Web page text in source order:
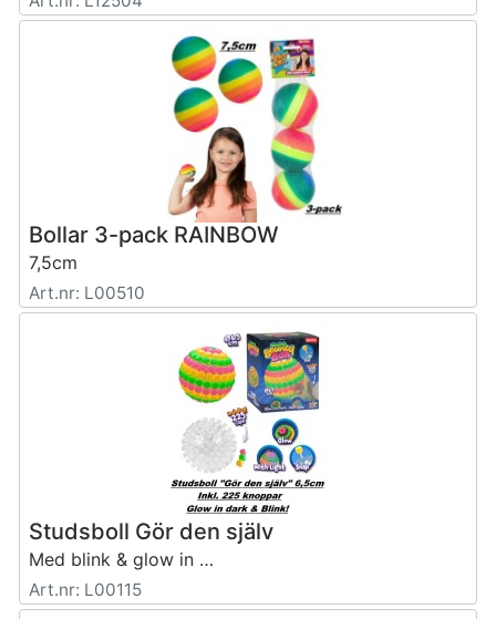
Bollar 3-pack RAINBOW
7,5cm
Art.nr: L00510
Studsboll Gör den själv
Med blink & glow in dark
Art.nr: L00115